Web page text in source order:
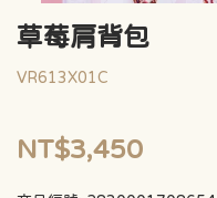
草莓肩背包
VR613X01C
NT$3,450